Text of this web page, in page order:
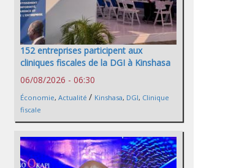
152 entreprises participent aux
cliniques fiscales de la DGI à Kinshasa
06/08/2026 - 06:30
Économie, Actualité / Kinshasa, DGI, Clinique
fiscale